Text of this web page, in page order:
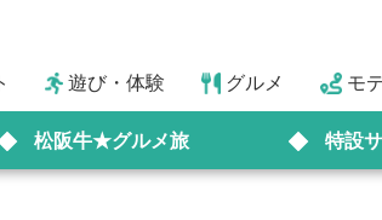
遊び・体験 グルメ モ
松阪牛★グルメ旅 特設